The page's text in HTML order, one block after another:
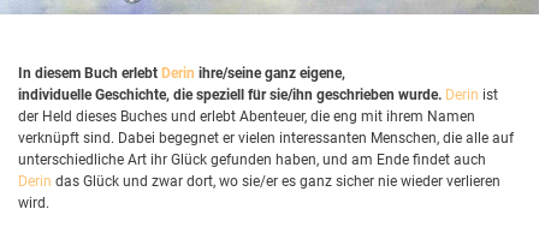
In diesem Buch erlebt Derin ihre/seine ganz eigene,
individuelle Geschichte, die speziell für sie/ihn geschrieben wurde. Derin ist
der Held dieses Buches und erlebt Abenteuer, die eng mit ihrem Namen
verknüpft sind. Dabei begegnet er vielen interessanten Menschen, die alle auf
unterschiedliche Art ihr Glück gefunden haben, und am Ende findet auch
Derin das Glück und zwar dort, wo sie/er es ganz sicher nie wieder verlieren
wird.